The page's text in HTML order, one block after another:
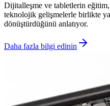
Dijitalleşme ve tabletlerin
teknolojik gelişmelerle birlikte
dönüştürdüğünü anlatıyor.
Daha fazla bilgi edinin